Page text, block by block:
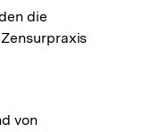
die
von